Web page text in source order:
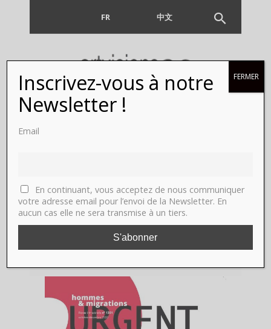
FR 中文
contemporain
Inscrivez-vous à notre
Newsletter !
Email
En continuant, vous acceptez de nous communiquer
votre adresse email pour l’envoi de la Newsletter. En
aucun cas elle ne sera transmise à un tiers.
FERMER